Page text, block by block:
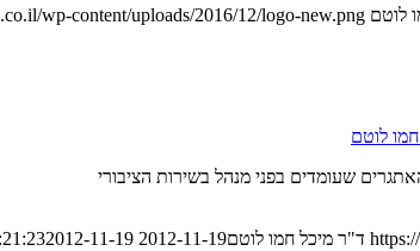
לוטם wp-content/uploads/2016/12/logo-new.png
לוטם
שעומדים בפני מנהל בשירות הציבורי
ד"ר מיכל חמו לוטם2012-11-19 21:21:23
2012-11-19 21:21:23